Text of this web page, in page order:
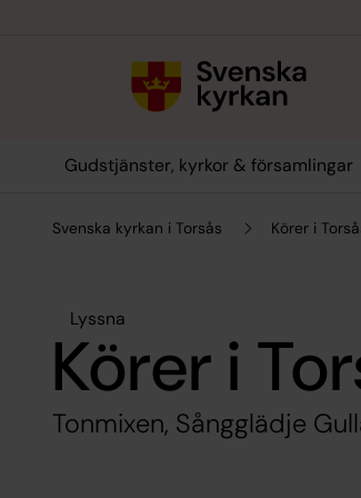
Gudstjänster, kyrkor & församlingar
Svenska kyrkan i Torsås Körer i
Lyssna
Körer i
Tonmixen, Sångglädje